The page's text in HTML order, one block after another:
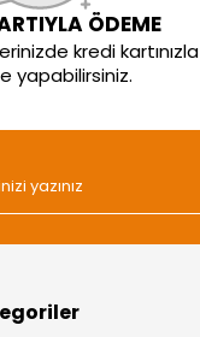
ÖDEME
kredi kartınızla
yapabilirsiniz.